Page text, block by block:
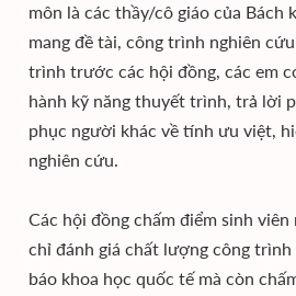
môn là các thầy/cô giáo của Bách
mang đề tài, công trình nghiên
trình trước các hội đồng, các em
hành kỹ năng thuyết trình, trả lời
phục người khác về tính ưu việt,
nghiên cứu.
Các hội đồng chấm điểm sinh
chỉ đánh giá chất lượng công
báo khoa học quốc tế mà còn